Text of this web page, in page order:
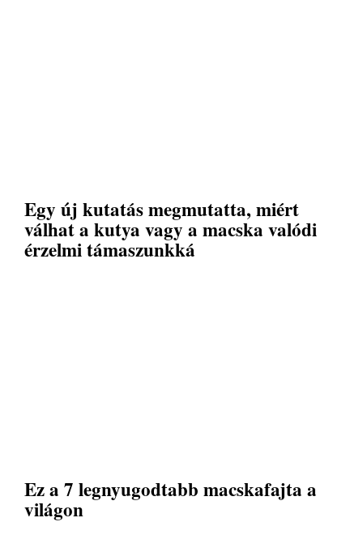
Egy új kutatás megmutatta, miért
válhat a kutya vagy a macska valódi
érzelmi támaszunkká
Ez a 7 legnyugodtabb macskafajta a
világon